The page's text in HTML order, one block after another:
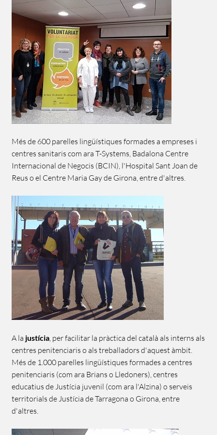
Més de 600 parelles lingüístiques formades a empreses i
centres sanitaris com ara T-Systems, Badalona Centre
Internacional de Negocis (BCIN), l'Hospital Sant Joan de
Reus o el Centre Maria Gay de Girona, entre d'altres.
A la justícia, per facilitar la pràctica del català als interns als
centres penitenciaris o als treballadors d'aquest àmbit.
Més de 1.000 parelles lingüístiques formades a centres
penitenciaris (com ara Brians o Lledoners), centres
educatius de Justícia juvenil (com ara l'Alzina) o serveis
territorials de Justícia de Tarragona o Girona, entre
d'altres.